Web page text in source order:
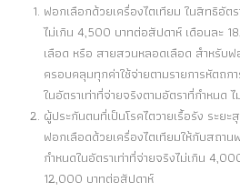
ฟอกเลือกด้วยเครื่องไตเทียม ในสิทธิอัต
ไม่เกิน 4,500 บาทต่อสัปดาห์ เดือนละ
เลือด หรือ สายสวนหลอดเลือด สำหรับฟ
ครอบคลุมทุกค่าใช้จ่ายตามรายการหัตถ
ในอัตราเท่าที่จ่ายจริงตามอัตราที่กำหนด
ผู้ประกันตนที่เป็นโรคไตวายเรื้อรัง ระยะ
ฟอกเลือดด้วยเครื่องไตเทียมให้กับสถา
กำหนดในอัตราเท่าที่จ่ายจริงไม่เกิน
12,000 บาทต่อสัปดาห์